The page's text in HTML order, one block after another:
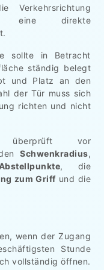
Verkehrsrichtung
eine direkte
sollte in Betracht
ständig belegt
und Platz an den
der Tür muss sich
richten und nicht
überprüft vor
Schwenkradius,
, die
zum Griff und die
wenn der Zugang
Stunde
vollständig öffnen.